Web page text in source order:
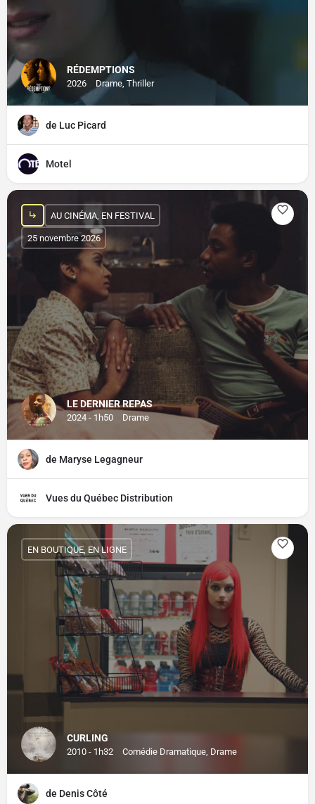
RÉDEMPTIONS
2026 Drame, Thriller
de Luc Picard
Motel
LE DERNIER REPAS
2024 - 1h50 Drame
AU CINÉMA, EN FESTIVAL
25 novembre 2026
de Maryse Legagneur
Vues du Québec Distribution
CURLING
2010 - 1h32 Comédie Dramatique, Drame
EN BOUTIQUE, EN LIGNE
de Denis Côté